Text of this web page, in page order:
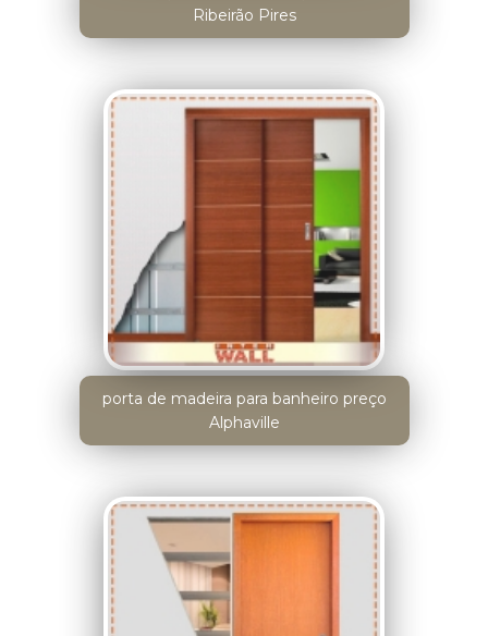
Ribeirão Pires
porta de madeira para banheiro preço
Alphaville